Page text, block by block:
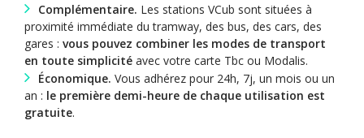
Complémentaire. Les stations VCub sont situées à
proximité immédiate du tramway, des bus, des cars, des
gares : vous pouvez combiner les modes de transport
en toute simplicité avec votre carte Tbc ou Modalis.
Économique. Vous adhérez pour 24h, 7j, un mois ou un
an : le première demi-heure de chaque utilisation est
gratuite.